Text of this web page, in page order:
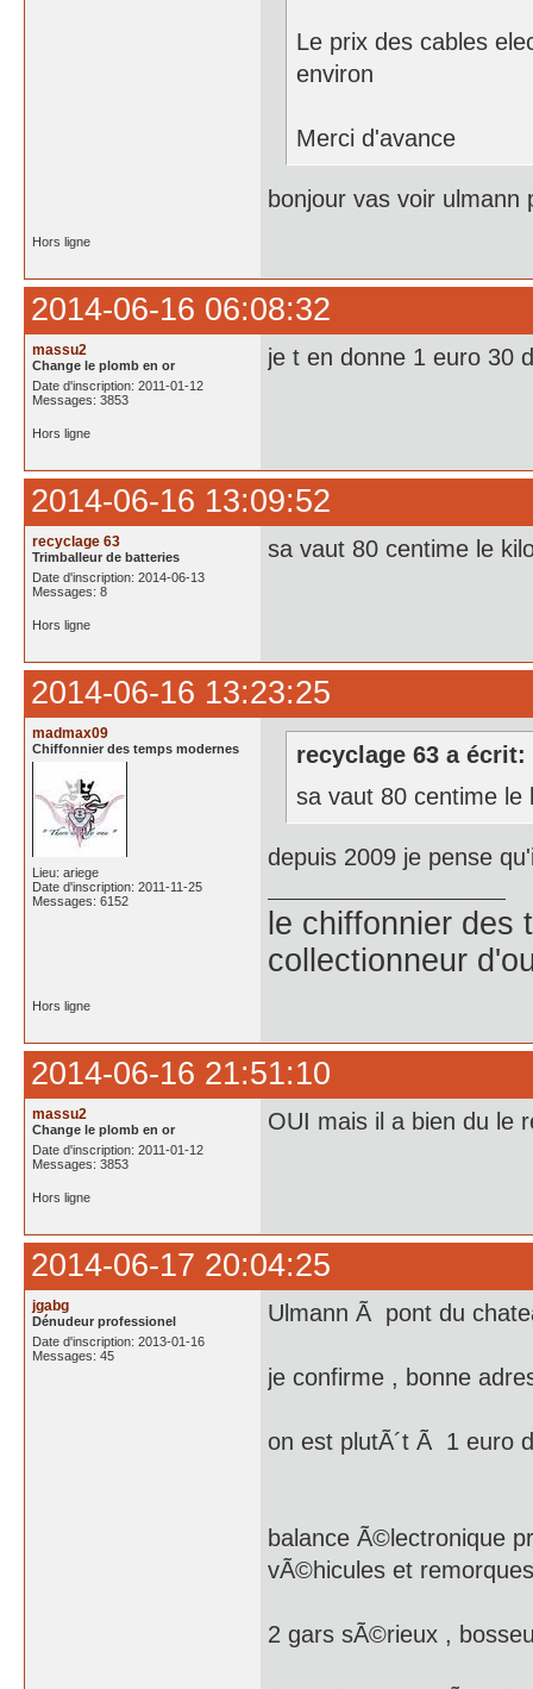
Le prix des cables
environ
Merci d'avance
bonjour vas voir ulmann
Hors ligne
2014-06-16 06:08:32
massu2
Change le plomb en or
Date d'inscription: 2011-01-12
Messages: 3853
je t en donne 1 euro 30
Hors ligne
2014-06-16 13:09:52
recyclage 63
Trimballeur de batteries
Date d'inscription: 2014-06-13
Messages: 8
sa vaut 80 centime le
Hors ligne
2014-06-16 13:23:25
madmax09
Chiffonnier des temps modernes
Lieu: ariege
Date d'inscription: 2011-11-25
Messages: 6152
recyclage 63 a écrit:
sa vaut 80 centime le
depuis 2009 je pense
le chiffonnier des
collectionneur
Hors ligne
2014-06-16 21:51:10
massu2
Change le plomb en or
Date d'inscription: 2011-01-12
Messages: 3853
OUI mais il a bien du le
Hors ligne
2014-06-17 20:04:25
jgabg
Dénudeur professionel
Date d'inscription: 2013-01-16
Messages: 45
Ulmann Ã pont du
je confirme , bonne
on est plutÃ´t Ã 1 euro
balance Ã©lectronique
vÃ©hicules et remorques
2 gars sÃ©rieux ,